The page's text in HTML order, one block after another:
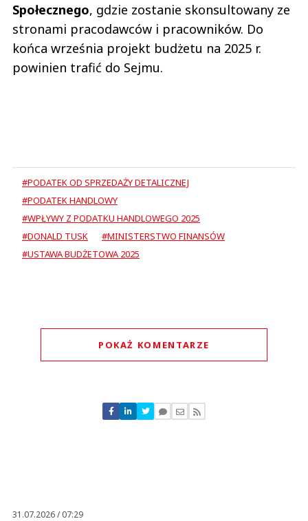
Społecznego, gdzie zostanie skonsultowany ze
stronami pracodawców i pracowników. Do
końca września projekt budżetu na 2025 r.
powinien trafić do Sejmu.
#PODATEK OD SPRZEDAŻY DETALICZNEJ
#PODATEK HANDLOWY
#WPŁYWY Z PODATKU HANDLOWEGO 2025
#DONALD TUSK
#MINISTERSTWO FINANSÓW
#USTAWA BUDŻETOWA 2025
POKAŻ KOMENTARZE
Nie znaleziono komentarzy
Zostaw swoje komentarze
31.07.2026 / 07:29